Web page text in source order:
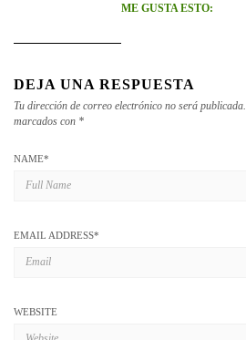
ME GUSTA ESTO:
DEJA UNA RESPUESTA
Tu dirección de correo electrónico no será publicada.
marcados con *
NAME*
EMAIL ADDRESS*
WEBSITE